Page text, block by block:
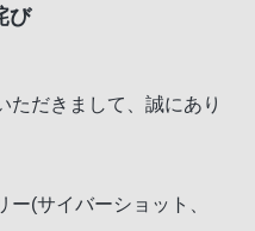
び
ただきまして、誠にあり
(サイバーショット、